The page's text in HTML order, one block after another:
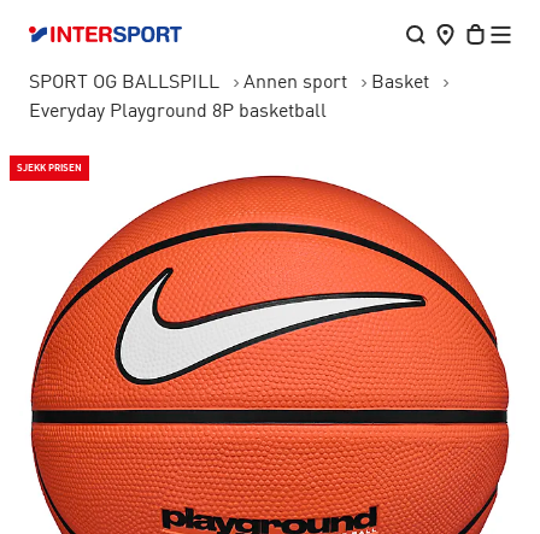
SPORT OG BALLSPILL Annen sport
Basket
Everyday Playground 8P basketball
SJEKK PRISEN